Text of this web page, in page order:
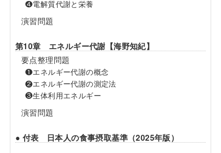
❹電解質代謝と栄養
演習問題
第10章 エネルギー代謝【海野知紀】
要点整理問題
❶エネルギー代謝の概念
❷エネルギー代謝の測定法
❸生体利用エネルギー
演習問題
● 付表 日本人の食事摂取基準（2025年版）